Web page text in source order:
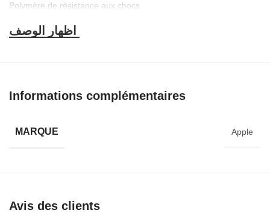
Polymère de résistance aux chocs
DESCRIPTIF TECHNIQUE
Informations complémentaires
MARQUE Apple
Avis des clients